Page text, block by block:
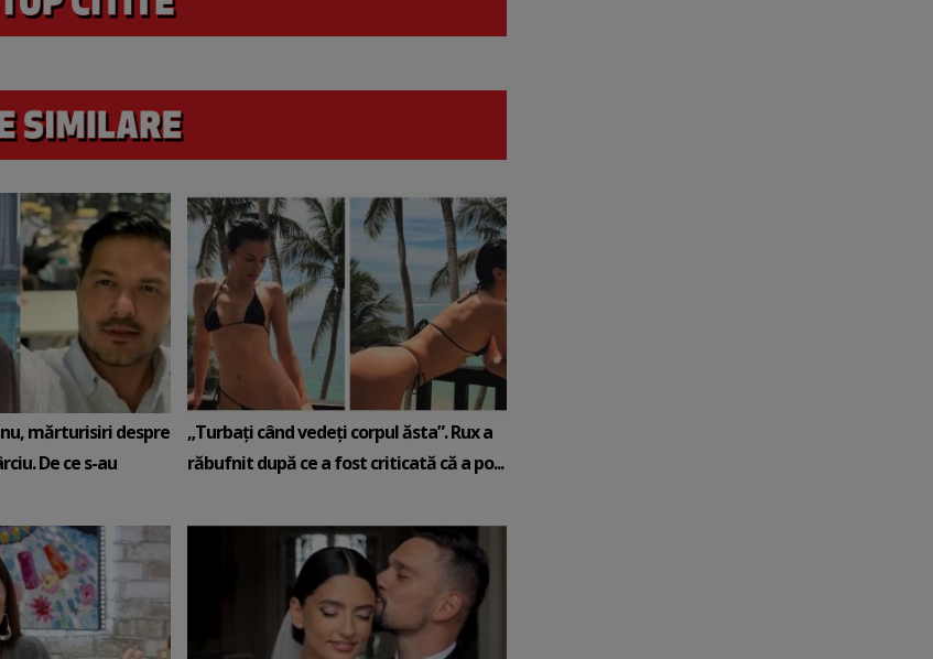
mărturisiri despre
De ce s-au
„Turbați când vedeți corpul ăsta”. Rux a
răbufnit după ce a fost criticată că a po...